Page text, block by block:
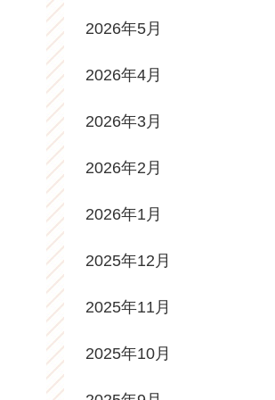
2026年5月
2026年4月
2026年3月
2026年2月
2026年1月
2025年12月
2025年11月
2025年10月